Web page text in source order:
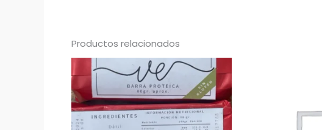
Productos relacionados